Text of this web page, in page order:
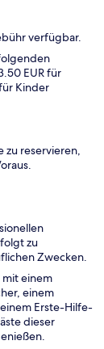
verfügbar.
EUR für
Kinder
zu reservieren,
zu
Zwecken.
einem
einem
Erste-Hilfe-
dieser